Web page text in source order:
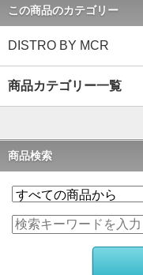
この商品のカテゴリー
DISTRO BY MCR
商品カテゴリー一覧
商品検索